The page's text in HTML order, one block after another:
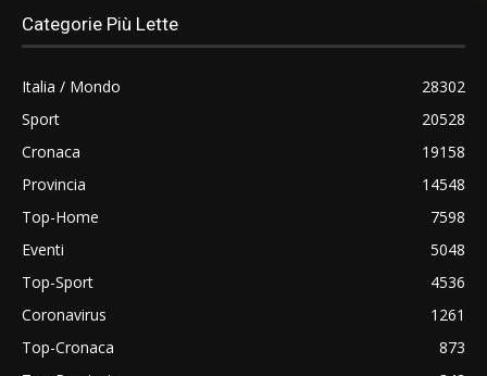
Categorie Più Lette
Italia / Mondo
28302
Sport
20528
Cronaca
19158
Provincia
14548
Top-Home
7598
Eventi
5048
Top-Sport
4536
Coronavirus
1261
Top-Cronaca
873